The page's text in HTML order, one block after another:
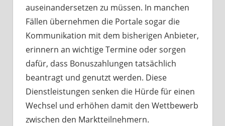
auseinandersetzen zu müssen. In manchen
Fällen übernehmen die Portale sogar die
Kommunikation mit dem bisherigen Anbieter,
erinnern an wichtige Termine oder sorgen
dafür, dass Bonuszahlungen tatsächlich
beantragt und genutzt werden. Diese
Dienstleistungen senken die Hürde für einen
Wechsel und erhöhen damit den Wettbewerb
zwischen den Marktteilnehmern.